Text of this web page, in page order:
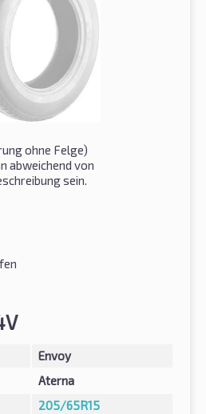
ohne Felge)
abweichend von
sein.
Envoy
Aterna
205/65R15